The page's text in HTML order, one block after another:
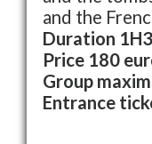
and the
Duration
Price 180
Group
Entrance